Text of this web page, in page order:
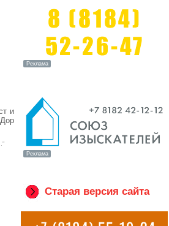
и
Старая версия сайта